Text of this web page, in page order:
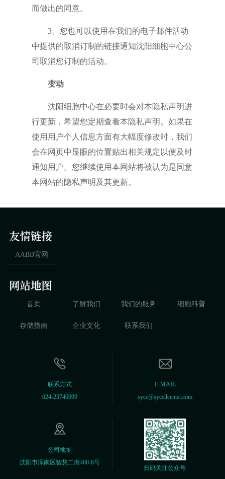
而做出的同意。
3、您也可以使用在我们的电子邮件活动
中提供的取消订制的链接通知沈阳细胞中心公
司取消您订制的活动。
变动
沈阳细胞中心在必要时会对本隐私声明进
行更新，希望您定期查看本隐私声明。如果在
使用用户个人信息方面有大幅度修改时，我们
会在网页中显眼的位置贴出相关规定以便及时
通知用户。您继续使用本网站将被认为是同意
本网站的隐私声明及其更新。
AABB官网
首页 了解我们 我们的服务 细胞科普
存储指南 企业文化 联系我们
联系方式
024-23746999
E-MAIL
sycc@sycellcenter.com
公司地址
沈阳市浑南区智慧二街400-8号
扫码关注公众号